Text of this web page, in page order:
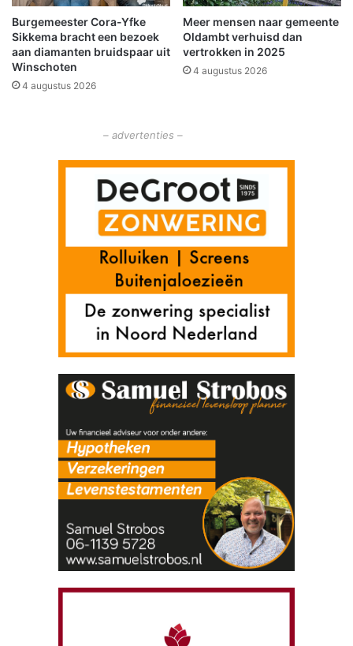
)
K
i
n
d
o
n
s
c
h
o
t
Burgemeester Cora-Yfke
Sikkema bracht een bezoek
aan diamanten bruidspaar uit
Winschoten
4 augustus 2026
Meer mensen naar gemeente
Oldambt verhuisd dan
vertrokken in 2025
4 augustus 2026
– advertenties –